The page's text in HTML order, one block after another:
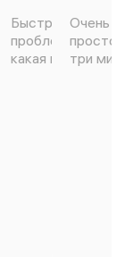
оперативно.
сомневается
100%))
быстро. Полис
электронную
мало.
Быстро, чётко,
проблем
какая мне более
Очень
просто
три